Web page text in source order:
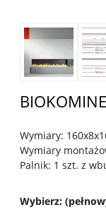
Wymiary:
Wymiary
Palnik: 1 szt. z
Wybierz: